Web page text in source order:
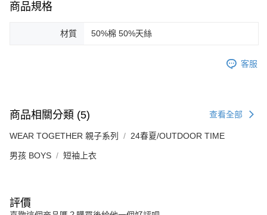
商品規格
材質 50%棉 50%天絲
客服
商品相關分類 (5) 查看全部
WEAR TOGETHER 親子系列 24春夏/OUTDOOR TIME
男孩 BOYS 短袖上衣
評價